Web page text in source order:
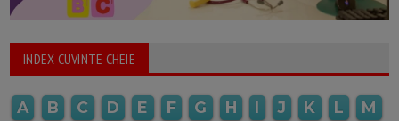
INDEX CUVINTE CHEIE
A B C D E F G H I J K L
M